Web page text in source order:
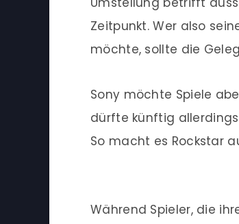
Zeitpunkt. Wer also
möchte, sollte die
Sony möchte Spiele
dürfte künftig
So macht es Rockstar
Während Spieler, die